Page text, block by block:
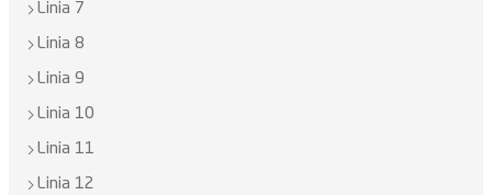
Linia 7
Linia 8
Linia 9
Linia 10
Linia 11
Linia 12